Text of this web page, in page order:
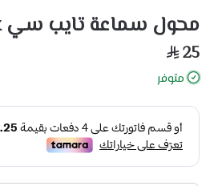
محول سماعة تايب سي aux إلى type- c
25
متوفر